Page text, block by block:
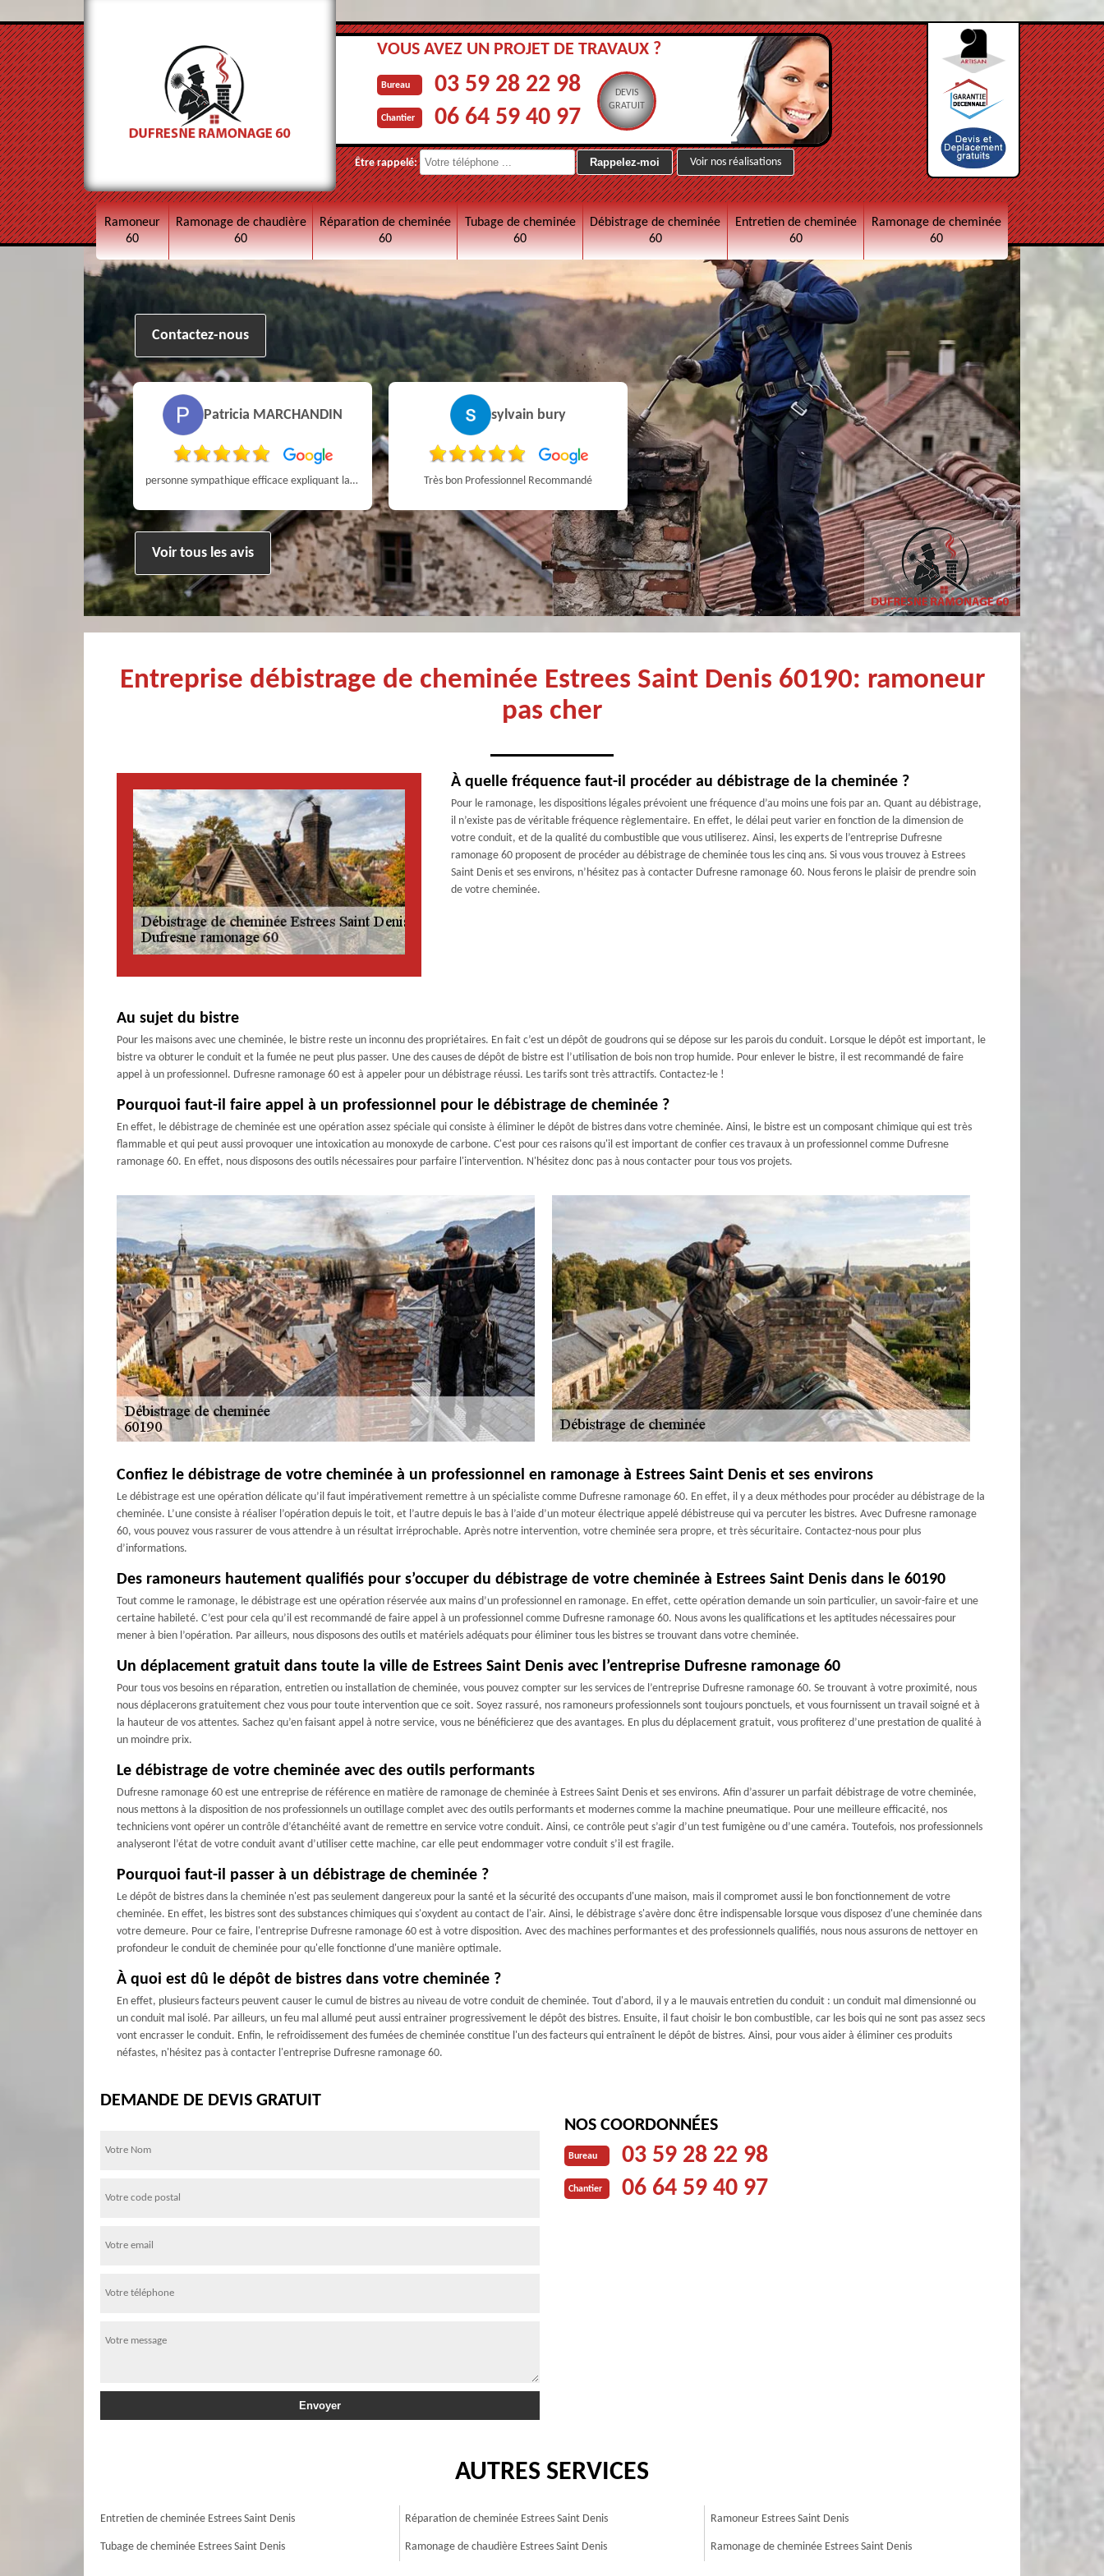
VOUS AVEZ UN PROJET DE TRAVAUX ?
Bureau 03 59 28 22 98
Chantier 06 64 59 40 97
DEVIS
GRATUIT
Être rappelé: Voir nos réalisations
Ramoneur
60
Ramonage de chaudière
60
Réparation de cheminée
60
Tubage de cheminée
60
Débistrage de cheminée
60
Entretien de cheminée
60
Ramonage de cheminée
60
Contactez-nous
Patricia MARCHANDIN
personne sympathique efficace expliquant la démarche de son travail pour un résultat de qualité . A recommander
sylvain bury
Très bon Professionnel Recommandé
Simon Bataille-
Vandereecken
De très bon conseil et expertise au top, en plus d’être très sympathique, je recommande! Nous avons été bien aidés et renseignés sur quoi faire de notre insert et son entretien futur, merci :)
Christophe Mce
Voir tous les avis
Entreprise débistrage de cheminée Estrees Saint Denis 60190: ramoneur
pas cher
À quelle fréquence faut-il procéder au débistrage de la cheminée ?
Pour le ramonage, les dispositions légales prévoient une fréquence d’au moins une fois par an. Quant au débistrage,
il n’existe pas de véritable fréquence règlementaire. En effet, le délai peut varier en fonction de la dimension de
votre conduit, et de la qualité du combustible que vous utiliserez. Ainsi, les experts de l’entreprise Dufresne
ramonage 60 proposent de procéder au débistrage de cheminée tous les cinq ans. Si vous vous trouvez à Estrees
Saint Denis et ses environs, n’hésitez pas à contacter Dufresne ramonage 60. Nous ferons le plaisir de prendre soin
de votre cheminée.
Au sujet du bistre
Pour les maisons avec une cheminée, le bistre reste un inconnu des propriétaires. En fait c’est un dépôt de goudrons qui se dépose sur les parois du conduit. Lorsque le dépôt est important, le
bistre va obturer le conduit et la fumée ne peut plus passer. Une des causes de dépôt de bistre est l’utilisation de bois non trop humide. Pour enlever le bistre, il est recommandé de faire
appel à un professionnel. Dufresne ramonage 60 est à appeler pour un débistrage réussi. Les tarifs sont très attractifs. Contactez-le !
Pourquoi faut-il faire appel à un professionnel pour le débistrage de cheminée ?
En effet, le débistrage de cheminée est une opération assez spéciale qui consiste à éliminer le dépôt de bistres dans votre cheminée. Ainsi, le bistre est un composant chimique qui est très
flammable et qui peut aussi provoquer une intoxication au monoxyde de carbone. C'est pour ces raisons qu'il est important de confier ces travaux à un professionnel comme Dufresne
ramonage 60. En effet, nous disposons des outils nécessaires pour parfaire l'intervention. N'hésitez donc pas à nous contacter pour tous vos projets.
Confiez le débistrage de votre cheminée à un professionnel en ramonage à Estrees Saint Denis et ses environs
Le débistrage est une opération délicate qu’il faut impérativement remettre à un spécialiste comme Dufresne ramonage 60. En effet, il y a deux méthodes pour procéder au débistrage de la
cheminée. L’une consiste à réaliser l’opération depuis le toit, et l’autre depuis le bas à l’aide d’un moteur électrique appelé débistreuse qui va percuter les bistres. Avec Dufresne ramonage
60, vous pouvez vous rassurer de vous attendre à un résultat irréprochable. Après notre intervention, votre cheminée sera propre, et très sécuritaire. Contactez-nous pour plus
d’informations.
Des ramoneurs hautement qualifiés pour s’occuper du débistrage de votre cheminée à Estrees Saint Denis dans le 60190
Tout comme le ramonage, le débistrage est une opération réservée aux mains d’un professionnel en ramonage. En effet, cette opération demande un soin particulier, un savoir-faire et une
certaine habileté. C’est pour cela qu’il est recommandé de faire appel à un professionnel comme Dufresne ramonage 60. Nous avons les qualifications et les aptitudes nécessaires pour
mener à bien l’opération. Par ailleurs, nous disposons des outils et matériels adéquats pour éliminer tous les bistres se trouvant dans votre cheminée.
Un déplacement gratuit dans toute la ville de Estrees Saint Denis avec l’entreprise Dufresne ramonage 60
Pour tous vos besoins en réparation, entretien ou installation de cheminée, vous pouvez compter sur les services de l’entreprise Dufresne ramonage 60. Se trouvant à votre proximité, nous
nous déplacerons gratuitement chez vous pour toute intervention que ce soit. Soyez rassuré, nos ramoneurs professionnels sont toujours ponctuels, et vous fournissent un travail soigné et à
la hauteur de vos attentes. Sachez qu’en faisant appel à notre service, vous ne bénéficierez que des avantages. En plus du déplacement gratuit, vous profiterez d’une prestation de qualité à
un moindre prix.
Le débistrage de votre cheminée avec des outils performants
Dufresne ramonage 60 est une entreprise de référence en matière de ramonage de cheminée à Estrees Saint Denis et ses environs. Afin d’assurer un parfait débistrage de votre cheminée,
nous mettons à la disposition de nos professionnels un outillage complet avec des outils performants et modernes comme la machine pneumatique. Pour une meilleure efficacité, nos
techniciens vont opérer un contrôle d’étanchéité avant de remettre en service votre conduit. Ainsi, ce contrôle peut s’agir d’un test fumigène ou d’une caméra. Toutefois, nos professionnels
analyseront l’état de votre conduit avant d’utiliser cette machine, car elle peut endommager votre conduit s’il est fragile.
Pourquoi faut-il passer à un débistrage de cheminée ?
Le dépôt de bistres dans la cheminée n'est pas seulement dangereux pour la santé et la sécurité des occupants d'une maison, mais il compromet aussi le bon fonctionnement de votre
cheminée. En effet, les bistres sont des substances chimiques qui s'oxydent au contact de l'air. Ainsi, le débistrage s'avère donc être indispensable lorsque vous disposez d'une cheminée dans
votre demeure. Pour ce faire, l'entreprise Dufresne ramonage 60 est à votre disposition. Avec des machines performantes et des professionnels qualifiés, nous nous assurons de nettoyer en
profondeur le conduit de cheminée pour qu'elle fonctionne d'une manière optimale.
À quoi est dû le dépôt de bistres dans votre cheminée ?
En effet, plusieurs facteurs peuvent causer le cumul de bistres au niveau de votre conduit de cheminée. Tout d'abord, il y a le mauvais entretien du conduit : un conduit mal dimensionné ou
un conduit mal isolé. Par ailleurs, un feu mal allumé peut aussi entrainer progressivement le dépôt des bistres. Ensuite, il faut choisir le bon combustible, car les bois qui ne sont pas assez secs
vont encrasser le conduit. Enfin, le refroidissement des fumées de cheminée constitue l'un des facteurs qui entraînent le dépôt de bistres. Ainsi, pour vous aider à éliminer ces produits
néfastes, n'hésitez pas à contacter l'entreprise Dufresne ramonage 60.
DEMANDE DE DEVIS GRATUIT
NOS COORDONNÉES
Bureau 03 59 28 22 98
Chantier 06 64 59 40 97
AUTRES SERVICES
Entretien de cheminée Estrees Saint Denis
Tubage de cheminée Estrees Saint Denis
Réparation de cheminée Estrees Saint Denis
Ramonage de chaudière Estrees Saint Denis
Ramoneur Estrees Saint Denis
Ramonage de cheminée Estrees Saint Denis